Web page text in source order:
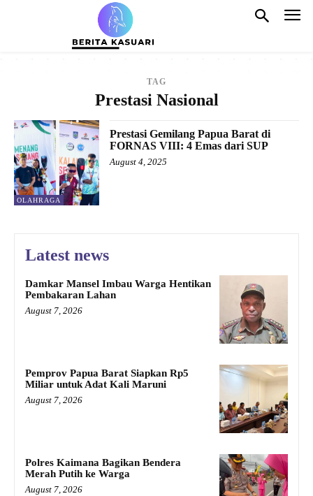
TAG
Prestasi Nasional
OLAHRAGA
Prestasi Gemilang Papua Barat di
FORNAS VIII: 4 Emas dari SUP
August 4, 2025
Latest news
Damkar Mansel Imbau Warga Hentikan
Pembakaran Lahan
August 7, 2026
Pemprov Papua Barat Siapkan Rp5
Miliar untuk Adat Kali Maruni
August 7, 2026
Polres Kaimana Bagikan Bendera
Merah Putih ke Warga
August 7, 2026